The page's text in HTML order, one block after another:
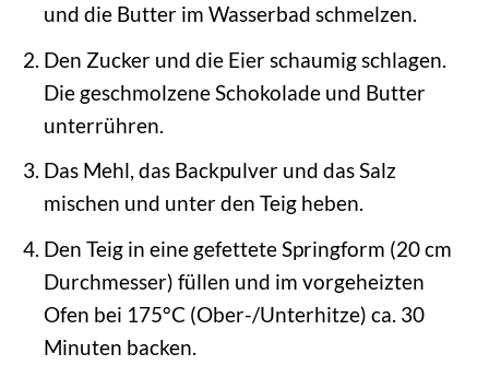
und die Butter im Wasserbad schmelzen.
Den Zucker und die Eier schaumig schlagen.
Die geschmolzene Schokolade und Butter
unterrühren.
Das Mehl, das Backpulver und das Salz
mischen und unter den Teig heben.
Den Teig in eine gefettete Springform (20 cm
Durchmesser) füllen und im vorgeheizten
Ofen bei 175°C (Ober-/Unterhitze) ca. 30
Minuten backen.